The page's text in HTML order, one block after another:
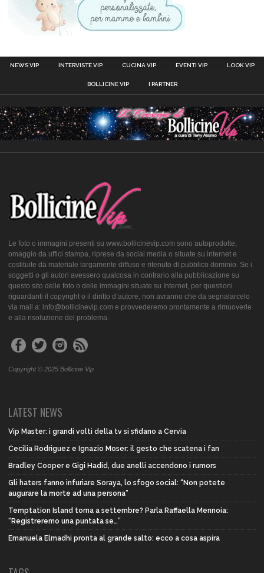
NEWS VIP INTERVISTE VIP CUCINA VIP EVENTI VIP LOOK VIP
BOLLICINE VIP I PARTNER
Le foto o immagini presenti su www.bollicinevip.com sono autoprodotte,
omaggio da uffici stampa, riprese da social media o situate su internet e
costituite da materiale largamente diffuso e ritenuto di pubblico dominio. Se i
soggetti o gli autori avessero qualcosa in contrario alla pubblicazione su
questo sito delle foto o delle immagini situate su Internet, per questioni
riguardanti il copyright o il diritto d’autore, non avranno che da segnalarcelo
via mail a: info@bollicinevip.com e provvederemo prontamente a rimuoverle
e alla risoluzione del problema.
Copyright © 2025 Bollicine Vip
LATEST NEWS
Vip Master: i grandi volti della tv si sfidano a Cervia
Cecilia Rodriguez e Ignazio Moser: il gesto che scatena i fan
Bradley Cooper e Gigi Hadid, due anelli accendono i rumors
Gli haters fanno infuriare Soraya, lo sfogo social: “Non potete
augurare la morte ad una persona”
Temptation Island torna a settembre? Parla Raffaella Mennoia:
“Registreremo una puntata se…”
Emanuela Elmadhi pronta al grande salto: ecco a cosa aspira